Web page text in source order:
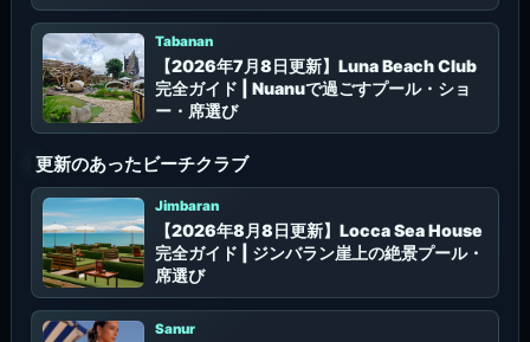
Tabanan
【2026年7月8日更新】Luna Beach Club
完全ガイド | Nuanuで過ごすプール・ショ
ー・席選び
更新のあったビーチクラブ
Jimbaran
【2026年8月8日更新】Locca Sea House
完全ガイド | ジンバラン崖上の絶景プール・
席選び
Sanur